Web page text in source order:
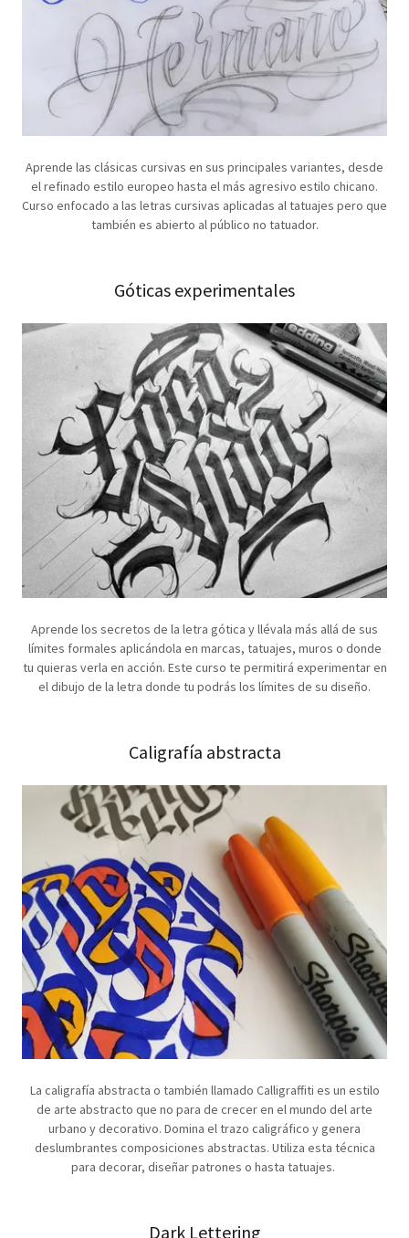
Aprende las clásicas cursivas en sus principales variantes, desde
el refinado estilo europeo hasta el más agresivo estilo chicano.
Curso enfocado a las letras cursivas aplicadas al tatuajes pero que
también es abierto al público no tatuador.
Góticas experimentales
Aprende los secretos de la letra gótica y llévala más allá de sus
límites formales aplicándola en marcas, tatuajes, muros o donde
tu quieras verla en acción. Este curso te permitirá experimentar en
el dibujo de la letra donde tu podrás los límites de su diseño.
Caligrafía abstracta
La caligrafía abstracta o también llamado Calligraffiti es un estilo
de arte abstracto que no para de crecer en el mundo del arte
urbano y decorativo. Domina el trazo caligráfico y genera
deslumbrantes composiciones abstractas. Utiliza esta técnica
para decorar, diseñar patrones o hasta tatuajes.
Dark Lettering